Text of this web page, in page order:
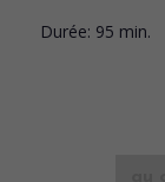
Durée: 95 min.